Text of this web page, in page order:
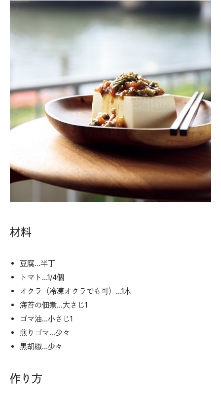
材料
豆腐…半丁
トマト…1/4個
オクラ（冷凍オクラでも可）…1本
海苔の佃煮…大さじ1
ゴマ油…小さじ1
煎りゴマ…少々
黒胡椒…少々
作り方